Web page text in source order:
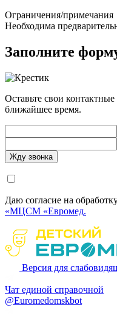
Ограничения/примечания
Необходима
Заполните
Оставьте свои
ближайшее время.
Даю согласие на
«МЦСМ «Евромед.
Версия для
Чат единой справочной
@Euromedomskbot